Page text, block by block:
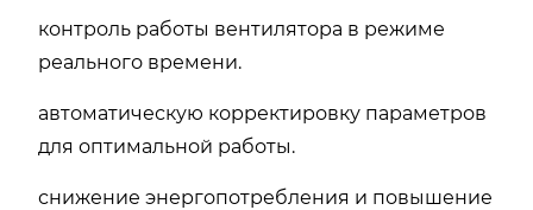
контроль работы вентилятора в режиме
реального времени.
автоматическую корректировку параметров
для оптимальной работы.
снижение энергопотребления и повышение